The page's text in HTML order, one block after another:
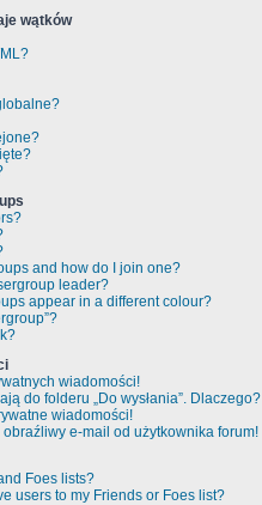
wątków
and how do I join one?
leader?
appear in a different colour?
wiadomości!
do folderu „Do wysłania”. Dlaczego?
wiadomości!
obraźliwy e-mail od użytkownika forum!
Foes lists?
users to my Friends or Foes list?